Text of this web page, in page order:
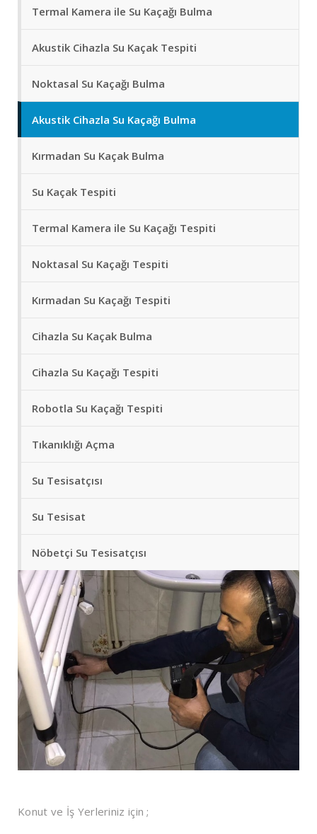
Termal Kamera ile Su Kaçağı Bulma
Akustik Cihazla Su Kaçak Tespiti
Noktasal Su Kaçağı Bulma
Akustik Cihazla Su Kaçağı Bulma
Kırmadan Su Kaçak Bulma
Su Kaçak Tespiti
Termal Kamera ile Su Kaçağı Tespiti
Noktasal Su Kaçağı Tespiti
Kırmadan Su Kaçağı Tespiti
Cihazla Su Kaçak Bulma
Cihazla Su Kaçağı Tespiti
Robotla Su Kaçağı Tespiti
Tıkanıklığı Açma
Su Tesisatçısı
Su Tesisat
Nöbetçi Su Tesisatçısı
Konut ve İş Yerleriniz için ;